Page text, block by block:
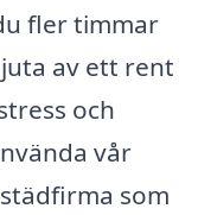
fler timmar
av ett rent
och
vår
som